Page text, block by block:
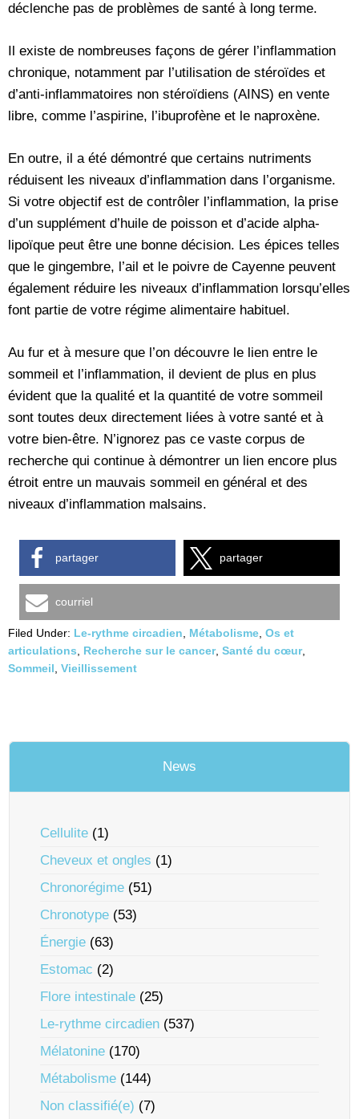
déclenche pas de problèmes de santé à long terme.
Il existe de nombreuses façons de gérer l’inflammation
chronique, notamment par l’utilisation de stéroïdes et
d’anti-inflammatoires non stéroïdiens (AINS) en vente
libre, comme l’aspirine, l’ibuprofène et le naproxène.
En outre, il a été démontré que certains nutriments
réduisent les niveaux d’inflammation dans l’organisme.
Si votre objectif est de contrôler l’inflammation, la prise
d’un supplément d’huile de poisson et d’acide alpha-
lipoïque peut être une bonne décision. Les épices telles
que le gingembre, l’ail et le poivre de Cayenne peuvent
également réduire les niveaux d’inflammation lorsqu’elles
font partie de votre régime alimentaire habituel.
Au fur et à mesure que l’on découvre le lien entre le
sommeil et l’inflammation, il devient de plus en plus
évident que la qualité et la quantité de votre sommeil
sont toutes deux directement liées à votre santé et à
votre bien-être. N’ignorez pas ce vaste corpus de
recherche qui continue à démontrer un lien encore plus
étroit entre un mauvais sommeil en général et des
niveaux d’inflammation malsains.
partager partager
courriel
Filed Under: Le-rythme circadien Métabolisme Os et
articulations
Recherche sur le cancer, Santé du cœur,
Sommeil Vieillissement
News
Cellulite (1)
Cheveux et ongles (1)
Chronorégime (51)
Chronotype (53)
Énergie (63)
Estomac (2)
Flore intestinale (25)
Le-rythme circadien (537)
Mélatonine (170)
Métabolisme (144)
Non classifié(e) (7)